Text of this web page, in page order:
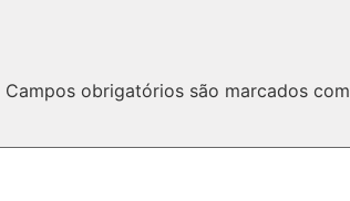
Campos obrigatórios são marcados com